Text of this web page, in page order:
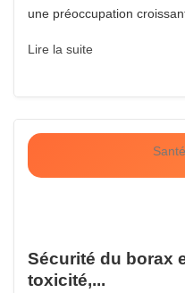
une préoccupation
Lire la suite
Sécurité du borax
toxicité,...